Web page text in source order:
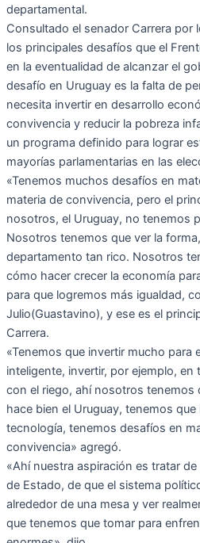
departamental.
Consultado el senador Carrera por
los principales desafíos que el
en la eventualidad de alcanzar el
desafío en Uruguay es la falta de
necesita invertir en desarrollo
convivencia y reducir la pobreza
un programa definido para lograr
mayorías parlamentarias en las
«Tenemos muchos desafíos en
materia de convivencia, pero el
nosotros, el Uruguay, no tenemos
Nosotros tenemos que ver la
departamento tan rico. Nosotros
cómo hacer crecer la economía
para que logremos más igualdad,
Julio(Guastavino), y ese es el
Carrera.
«Tenemos que invertir mucho para
inteligente, invertir, por ejemplo, en
con el riego, ahí nosotros tenemos
hace bien el Uruguay, tenemos
tecnología, tenemos desafíos en
convivencia» agregó.
«Ahí nuestra aspiración es tratar
de Estado, de que el sistema
alrededor de una mesa y ver
que tenemos que tomar para